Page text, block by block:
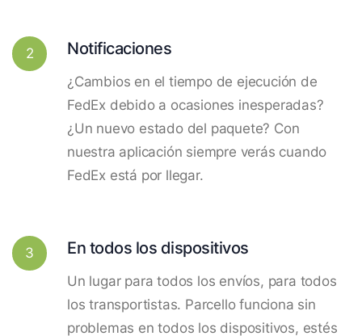
2 Notificaciones
¿Cambios en el tiempo de ejecución de
FedEx debido a ocasiones inesperadas?
¿Un nuevo estado del paquete? Con
nuestra aplicación siempre verás cuando
FedEx está por llegar.
3 En todos los dispositivos
Un lugar para todos los envíos, para todos
los transportistas. Parcello funciona sin
problemas en todos los dispositivos, estés